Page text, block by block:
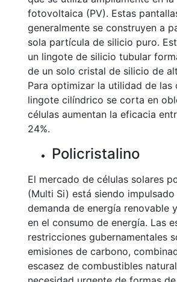
fotovoltaica (PV). Estas
generalmente se construyen a
sola partícula de silicio puro.
un lingote de silicio tubular
de un solo cristal de silicio de
Para optimizar la utilidad de las
lingote cilíndrico se corta en
células aumentan la eficacia
24%.
Policristalino
El mercado de células solares
(Multi Si) está siendo
demanda de energía renovable
en el consumo de energía. Las
restricciones gubernamentales
emisiones de carbono,
escasez de combustibles